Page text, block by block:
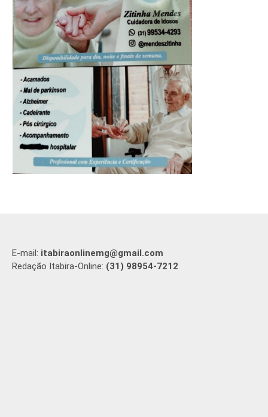
E-mail: itabiraonlinemg@gmail.com
Redação Itabira-Online: (31) 98954-7212